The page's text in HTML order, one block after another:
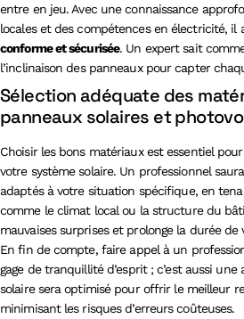
entre en jeu. Avec une connaissance
locales et des compétences en électricité, il
conforme et sécurisée. Un expert sait
l’inclinaison des panneaux pour capter
Sélection adéquate des
panneaux solaires et
Choisir les bons matériaux est essentiel
votre système solaire. Un professionnel
adaptés à votre situation spécifique, en
comme le climat local ou la structure du
mauvaises surprises et prolonge la durée
En fin de compte, faire appel à un
gage de tranquillité d’esprit ; c’est aussi
solaire sera optimisé pour offrir le meilleur
minimisant les risques d’erreurs coûteuses.